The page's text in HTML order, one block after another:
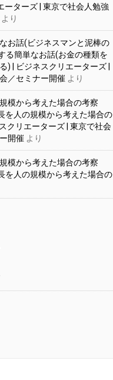
ーターズ | 東京で社会人勉強
より
お話(ビジネスマンと泥棒の
る簡単なお話(お金の種類を
) | ビジネスクリエーターズ |
／セミナー開催 より
模から考えた場合の考察
を人の規模から考えた場合の
クリエーターズ | 東京で社会
開催 より
模から考えた場合の考察
を人の規模から考えた場合の